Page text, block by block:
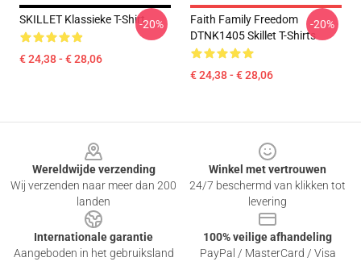
SKILLET Klassieke T-Shirt
€ 24,38 - € 28,06
-20%
Faith Family Freedom
DTNK1405 Skillet T-Shirts
€ 24,38 - € 28,06
-20%
Wereldwijde verzending
Wij verzenden naar meer dan 200
landen
Winkel met vertrouwen
24/7 beschermd van klikken tot
levering
Internationale garantie
Aangeboden in het gebruiksland
100% veilige afhandeling
PayPal / MasterCard / Visa